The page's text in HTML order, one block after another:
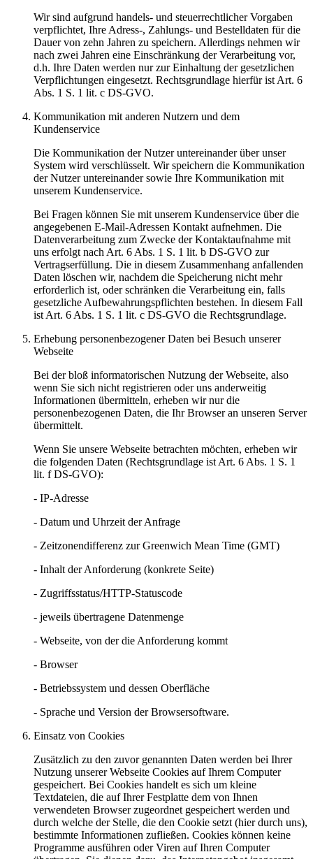
Wir sind aufgrund handels- und steuerrechtlicher Vorgaben
verpflichtet, Ihre Adress-, Zahlungs- und Bestelldaten für die
Dauer von zehn Jahren zu speichern. Allerdings nehmen wir
nach zwei Jahren eine Einschränkung der Verarbeitung vor,
d.h. Ihre Daten werden nur zur Einhaltung der gesetzlichen
Verpflichtungen eingesetzt. Rechtsgrundlage hierfür ist Art. 6
Abs. 1 S. 1 lit. c DS-GVO.
Kommunikation mit anderen Nutzern und dem
Kundenservice
Die Kommunikation der Nutzer untereinander über unser
System wird verschlüsselt. Wir speichern die Kommunikation
der Nutzer untereinander sowie Ihre Kommunikation mit
unserem Kundenservice.
Bei Fragen können Sie mit unserem Kundenservice über die
angegebenen E-Mail-Adressen Kontakt aufnehmen. Die
Datenverarbeitung zum Zwecke der Kontaktaufnahme mit
uns erfolgt nach Art. 6 Abs. 1 S. 1 lit. b DS-GVO zur
Vertragserfüllung. Die in diesem Zusammenhang anfallenden
Daten löschen wir, nachdem die Speicherung nicht mehr
erforderlich ist, oder schränken die Verarbeitung ein, falls
gesetzliche Aufbewahrungspflichten bestehen. In diesem Fall
ist Art. 6 Abs. 1 S. 1 lit. c DS-GVO die Rechtsgrundlage.
Erhebung personenbezogener Daten bei Besuch unserer
Webseite
Bei der bloß informatorischen Nutzung der Webseite, also
wenn Sie sich nicht registrieren oder uns anderweitig
Informationen übermitteln, erheben wir nur die
personenbezogenen Daten, die Ihr Browser an unseren Server
übermittelt.
Wenn Sie unsere Webseite betrachten möchten, erheben wir
die folgenden Daten (Rechtsgrundlage ist Art. 6 Abs. 1 S. 1
lit. f DS-GVO):
- IP-Adresse
- Datum und Uhrzeit der Anfrage
- Zeitzonendifferenz zur Greenwich Mean Time (GMT)
- Inhalt der Anforderung (konkrete Seite)
- Zugriffsstatus/HTTP-Statuscode
- jeweils übertragene Datenmenge
- Webseite, von der die Anforderung kommt
- Browser
- Betriebssystem und dessen Oberfläche
- Sprache und Version der Browsersoftware.
Einsatz von Cookies
Zusätzlich zu den zuvor genannten Daten werden bei Ihrer
Nutzung unserer Webseite Cookies auf Ihrem Computer
gespeichert. Bei Cookies handelt es sich um kleine
Textdateien, die auf Ihrer Festplatte dem von Ihnen
verwendeten Browser zugeordnet gespeichert werden und
durch welche der Stelle, die den Cookie setzt (hier durch uns),
bestimmte Informationen zufließen. Cookies können keine
Programme ausführen oder Viren auf Ihren Computer